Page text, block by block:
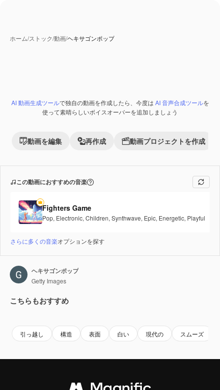
ホーム/ストック/動画/ヘキサゴンポップ
Premium
AI 動画生成ツールで独自の動画を作成したら、今度は AI 音声合成ツールを
使って素晴らしいボイスオーバーを追加しましょう
動画を編集 再作成 動画プロジェクトを作成
この動画におすすめの音楽
Fighters Game
Pop, Electronic, Children, Synthwave, Epic, Energetic, Playful
さらに多くの音楽オプションを探す
ヘキサゴンポップ
Getty Images
こちらもおすすめ
引っ越し 構造 表面 白い 現代の スムーズ